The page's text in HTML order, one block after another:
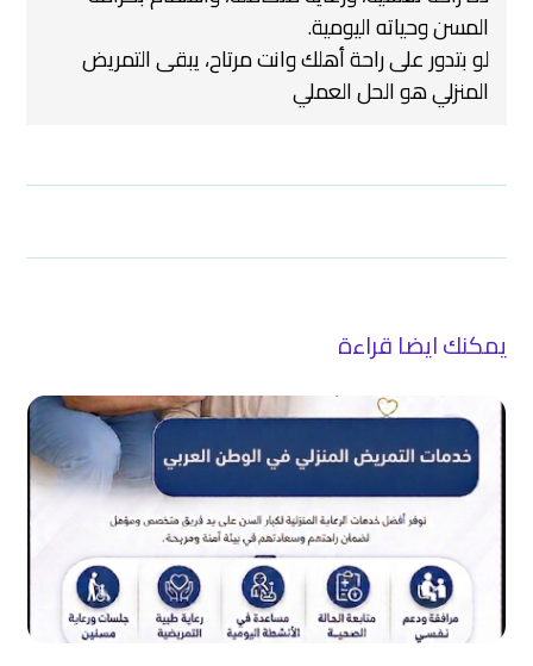
المسن وحياته اليومية.
لو بتدور على راحة أهلك وانت مرتاح، يبقى التمريض
المنزلي هو الحل العملي
يمكنك ايضا قراءة